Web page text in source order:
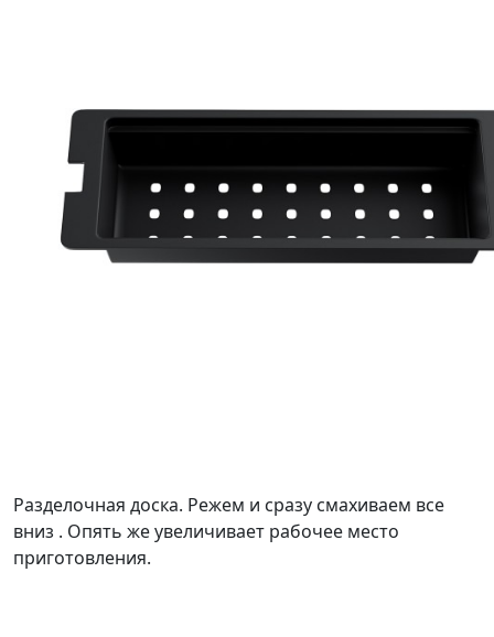
Разделочная доска. Режем и сразу смахиваем все
вниз . Опять же увеличивает рабочее место
приготовления.